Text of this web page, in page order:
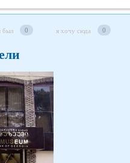
был 0 я хочу сюда 0
соцсетях